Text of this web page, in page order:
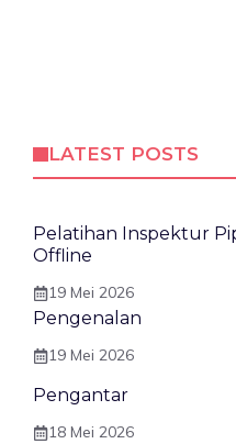
LATEST POSTS
Pelatihan Inspektur
Offline
19 Mei 2026
Pengenalan
19 Mei 2026
Pengantar
18 Mei 2026